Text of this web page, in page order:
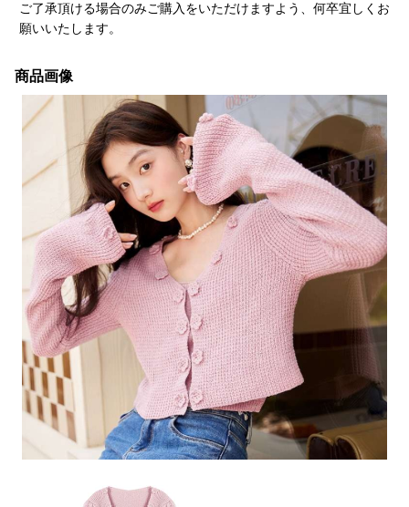
ご了承頂ける場合のみご購入をいただけますよう、何卒宜しくお
願いいたします。
商品画像